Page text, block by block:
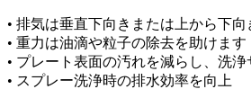
• 排気は垂直下向きまたは上から下向
• 重力は油滴や粒子の除去を助けます
• プレート表面の汚れを減らし、洗
• スプレー洗浄時の排水効率を向上